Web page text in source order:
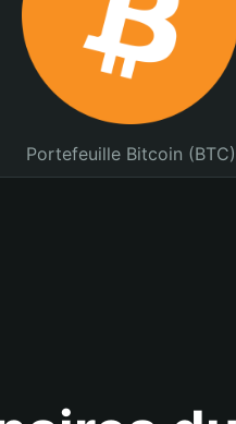
Portefeuille Bitcoin (BTC)